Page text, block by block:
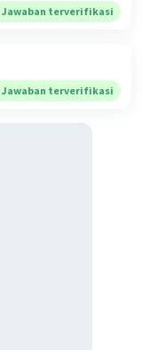
Jawaban terverifikasi
Jawaban terverifikasi